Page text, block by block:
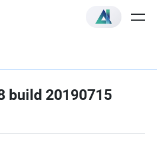
build 20190715